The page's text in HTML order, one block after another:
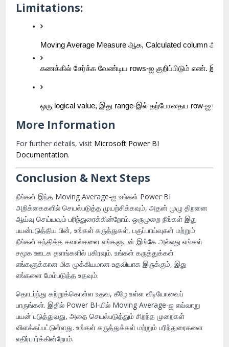
Limitations:
Moving Average Measure ஆக, Calculated column
கணக்கில் சேர்க்க வேண்டிய rows-ஐ குறிப்பிடும் எண்.
ஒரு logical value, இது range-இல் தற்போதைய row-ஐ
More Information
For further details, visit Microsoft Power BI
Documentation.
Conclusion & Next Steps
நீங்கள் இந்த Moving Average-ஐ உங்கள் Power BI
அறிக்கைகளில் செயல்படுத்த முயற்சிக்கவும், அதன் முழு திறனை
ஆய்வு செய்யவும் பரிந்துரைக்கின்றோம். ஒருமுறை நீங்கள் இது
பயன்படுத்திய பின், உங்கள் கருத்துகள், பகுப்பாய்வுகள் மற்றும்
நீங்கள் சந்தித்த சவால்களை எங்களுடன் இங்கே அல்லது எங்கள்
சமூக ஊடக தளங்களில் பகிரவும். உங்கள் கருத்துக்கள்
எங்களுக்கான மிக முக்கியமான உதவியாக இருக்கும், இது
எங்களை மேம்படுத்த உதவும்.
தொடர்ந்து கற்றுக்கொள்ள உதவ, கீழே உள்ள வீடியோவைப்
பாருங்கள். இதில் Power BI-யில் Moving Average-ஐ எவ்வாறு
பயன் படுத்துவது, அதை செயல்படுத்தும் சிறந்த முறைகள்
விளக்கப்பட்டுள்ளது. உங்கள் கருத்துக்கள் மற்றும் பரிந்துரைகளை
எதிர்பார்க்கின்றோம்.